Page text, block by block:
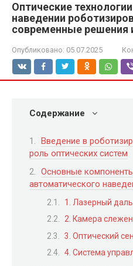
Оптические
наведении
современные решения
Опубликовано: 05.07.2025
Содержание
Введение в
роль оптических систем
Основные
автоматического
1. Лазерный
2. Камера
3. Оптический
4. Система